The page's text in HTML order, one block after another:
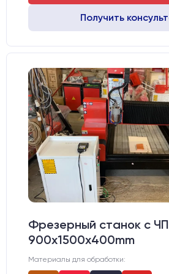
Получить
Фрезерный станок с
900x1500x400mm
Материалы для обработки: